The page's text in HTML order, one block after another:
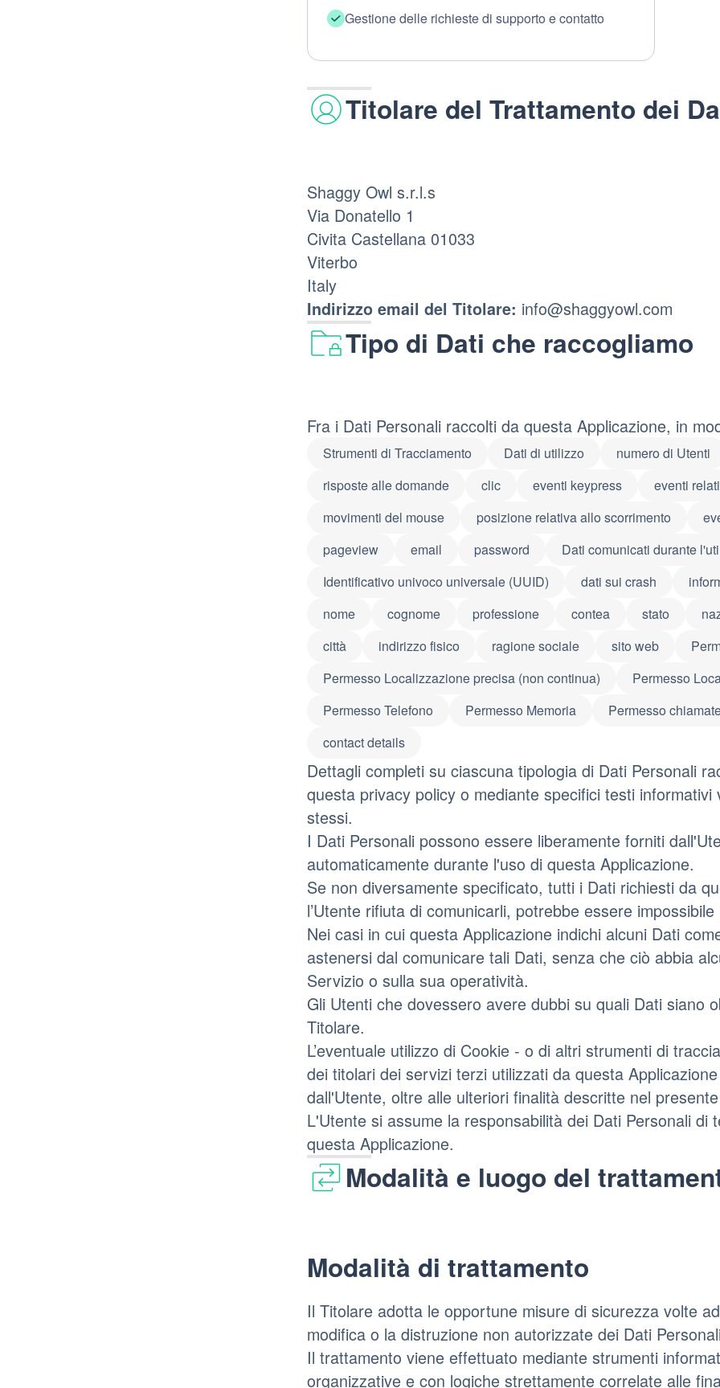
Gestione delle richieste di supporto e contatto
Titolare del Trattamento dei
Shaggy Owl s.r.l.s
Via Donatello 1
Civita Castellana 01033
Viterbo
Italy
Indirizzo email del Titolare: info@shaggyowl.com
Tipo di Dati che raccogliamo
Fra i Dati Personali raccolti da questa Applicazione, in
Strumenti di Tracciamento Dati di utilizzo
numero di Utenti
risposte alle domande
clic eventi keypress
eventi
movimenti del mouse
posizione relativa allo scorrimento
pageview
email password
Dati comunicati durante
Identificativo univoco universale (UUID)
dati sui crash
nome
cognome professione contea stato
città
indirizzo fisico ragione sociale sito web
Permesso Localizzazione precisa (non continua)
Permesso
Permesso Telefono
Permesso Memoria
Permesso
contact details
Dettagli completi su ciascuna tipologia di Dati Personali
questa privacy policy o mediante specifici testi
stessi.
I Dati Personali possono essere liberamente forniti
automaticamente durante l'uso di questa Applicazione.
Se non diversamente specificato, tutti i Dati richiesti da
l’Utente rifiuta di comunicarli, potrebbe essere
Nei casi in cui questa Applicazione indichi alcuni Dati
astenersi dal comunicare tali Dati, senza che ciò abbia
Servizio o sulla sua operatività.
Gli Utenti che dovessero avere dubbi su quali Dati siano
Titolare.
L’eventuale utilizzo di Cookie - o di altri strumenti di
dei titolari dei servizi terzi utilizzati da questa
dall'Utente, oltre alle ulteriori finalità descritte nel
L'Utente si assume la responsabilità dei Dati Personali
questa Applicazione.
Modalità e luogo del
Modalità di trattamento
Il Titolare adotta le opportune misure di sicurezza volte
modifica o la distruzione non autorizzate dei Dati
Il trattamento viene effettuato mediante strumenti
organizzative e con logiche strettamente correlate alle